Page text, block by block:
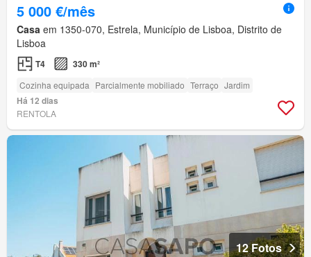
5 000 €/mês
Casa em 1350-070, Estrela, Município de Lisboa, Distrito de
Lisboa
T4 330 m²
Cozinha equipada Parcialmente mobiliado Terraço Jardim
Há 12 dias
RENTOLA
12 Fotos